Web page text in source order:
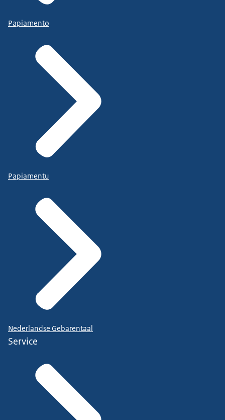
Papiamento
Papiamentu
Nederlandse Gebarentaal
Service